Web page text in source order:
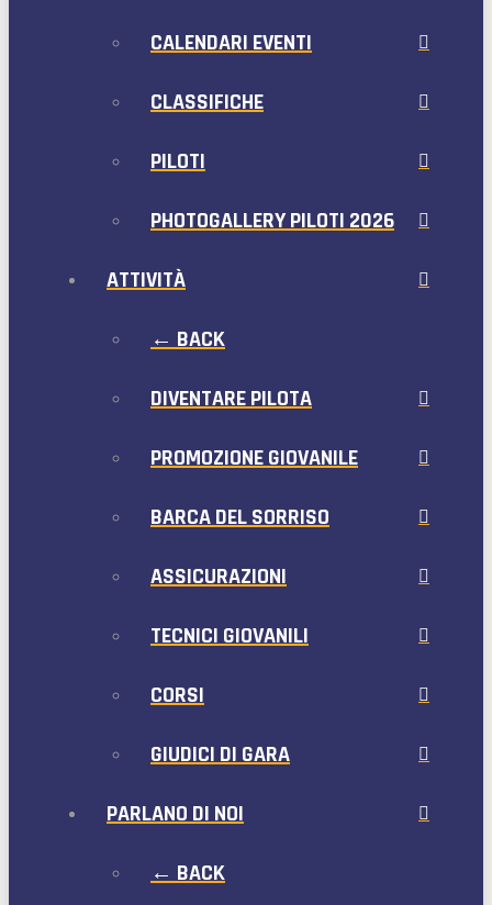
CALENDARI EVENTI
CLASSIFICHE
PILOTI
PHOTOGALLERY PILOTI 2026
ATTIVITÀ
← BACK
DIVENTARE PILOTA
PROMOZIONE GIOVANILE
BARCA DEL SORRISO
ASSICURAZIONI
TECNICI GIOVANILI
CORSI
GIUDICI DI GARA
PARLANO DI NOI
← BACK